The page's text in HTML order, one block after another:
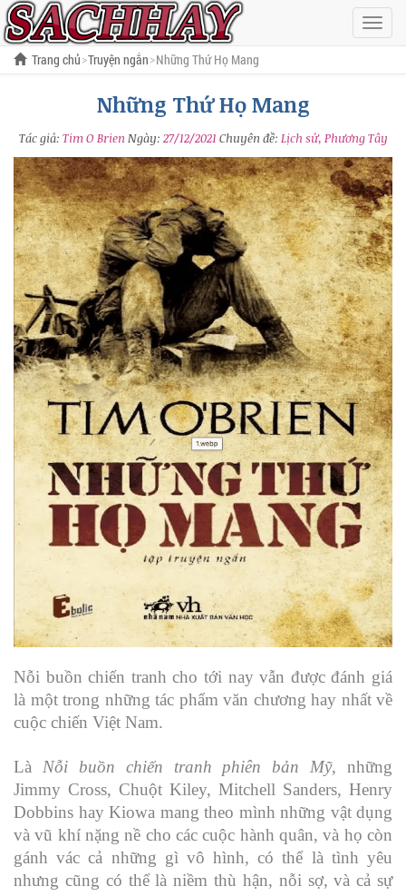
Hiện
menu
Trang chủ Truyện ngắn Những Thứ Họ Mang
Những Thứ Họ Mang
Tác giả: Tim O Brien Ngày: 27/12/2021 Chuyên đề: Lịch sử, Phương Tây
Nỗi buồn chiến tranh cho tới nay vẫn được đánh giá
là một trong những tác phẩm văn chương hay nhất về
cuộc chiến Việt Nam.
Là Nỗi buồn chiến tranh phiên bản Mỹ, những
Jimmy Cross, Chuột Kiley, Mitchell Sanders, Henry
Dobbins hay Kiowa mang theo mình những vật dụng
và vũ khí nặng nề cho các cuộc hành quân, và họ còn
gánh vác cả những gì vô hình, có thể là tình yêu
nhưng cũng có thể là niềm thù hận, nỗi sợ, và cả sự